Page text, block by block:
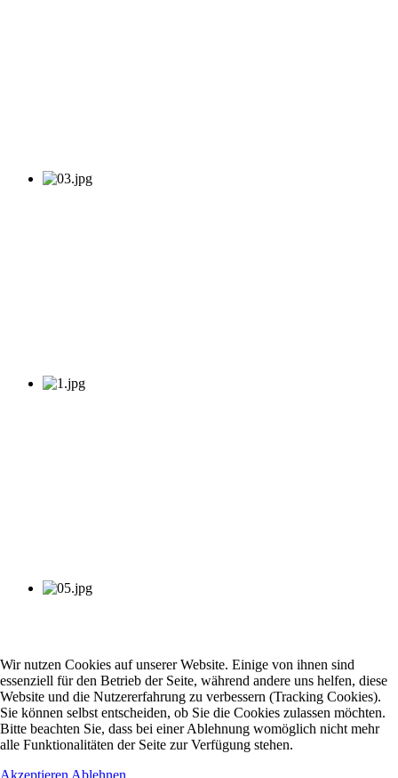
Wir nutzen Cookies auf unserer Website. Einige von ihnen sind
essenziell für den Betrieb der Seite, während andere uns helfen, diese
Website und die Nutzererfahrung zu verbessern (Tracking Cookies).
Sie können selbst entscheiden, ob Sie die Cookies zulassen möchten.
Bitte beachten Sie, dass bei einer Ablehnung womöglich nicht mehr
alle Funktionalitäten der Seite zur Verfügung stehen.
Akzeptieren Ablehnen